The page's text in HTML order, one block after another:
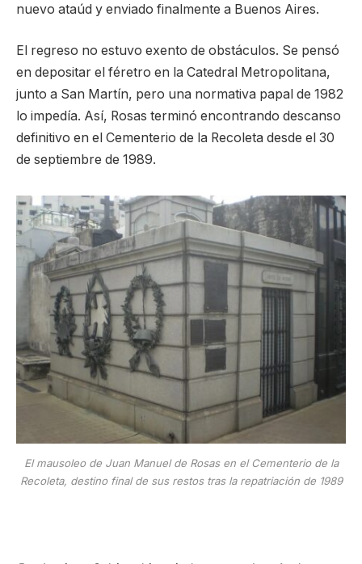
nuevo ataúd y enviado finalmente a Buenos Aires.
El regreso no estuvo exento de obstáculos. Se pensó
en depositar el féretro en la Catedral Metropolitana,
junto a San Martín, pero una normativa papal de 1982
lo impedía. Así, Rosas terminó encontrando descanso
definitivo en el Cementerio de la Recoleta desde el 30
de septiembre de 1989.
El mausoleo de Juan Manuel de Rosas en el Cementerio de la
Recoleta, destino final de sus restos tras la repatriación de 1989